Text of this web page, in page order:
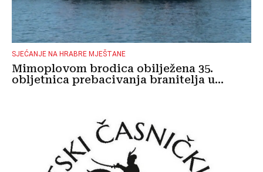
SJEĆANJE NA HRABRE MJEŠTANE
Mimoplovom brodica obilježena 35.
obljetnica prebacivanja branitelja u...